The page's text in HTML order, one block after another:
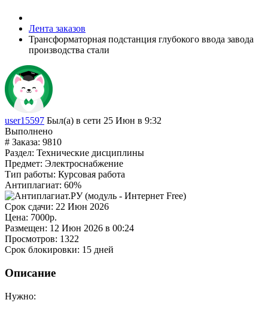
Лента заказов
Трансформаторная подстанция глубокого ввода завода
производства стали
user15597 Был(а) в сети 25 Июн в 9:32
Выполнено
# Заказа: 9810
Раздел: Технические дисциплины
Предмет: Электроснабжение
Тип работы: Курсовая работа
Антиплагиат: 60%
Срок сдачи: 22 Июн 2026
Цена: 7000р.
Размещен: 12 Июн 2026 в 00:24
Просмотров: 1322
Срок блокировки: 15 дней
Описание
Нужно: